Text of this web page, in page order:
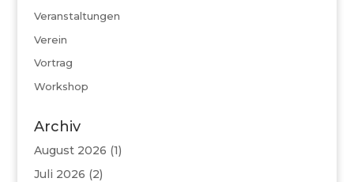
Veranstaltungen
Verein
Vortrag
Workshop
Archiv
August 2026 (1)
Juli 2026 (2)